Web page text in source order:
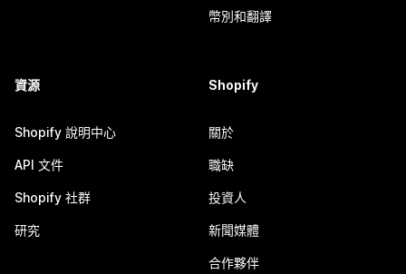
幣別和翻譯
資源
Shopify 說明中心
API 文件
Shopify 社群
研究
Shopify
關於
職缺
投資人
新聞媒體
合作夥伴